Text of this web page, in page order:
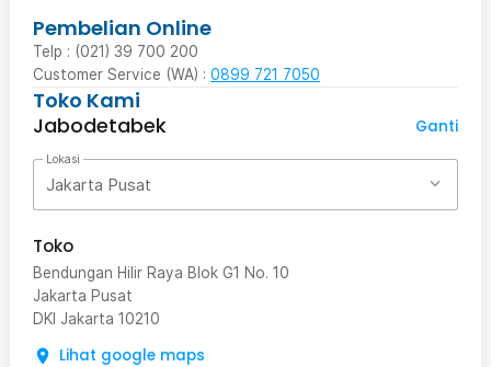
Pembelian Online
Telp : (021) 39 700 200
Customer Service (WA) : 0899 721 7050
Toko Kami
Jabodetabek
Ganti
Lokasi
Jakarta Pusat
Toko
Bendungan Hilir Raya Blok G1 No. 10
Jakarta Pusat
DKI Jakarta 10210
Lihat google maps